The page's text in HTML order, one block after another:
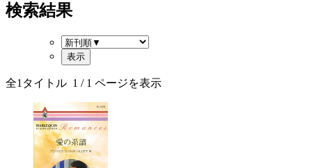
検索結果
全1 タイトル 1 / 1 ページを表示